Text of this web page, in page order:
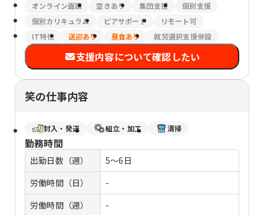
オンライン面談 空きあり 集団支援
個別支援
個別カリキュラム
ピアサポート
リモート可
IT特化
送迎あり 昼食あり 就労選択支援併設
支援内容について確認したい
笑の仕事内容
封入・発送 組立・加工 清掃
勤務時間
出勤日数（週）
5～6日
労働時間（日）
-
労働時間（週）
-